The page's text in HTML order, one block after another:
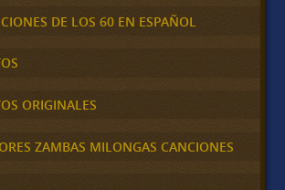
DE LOS 60 EN ESPAÑOL
ORIGINALES
ZAMBAS MILONGAS CANCIONES